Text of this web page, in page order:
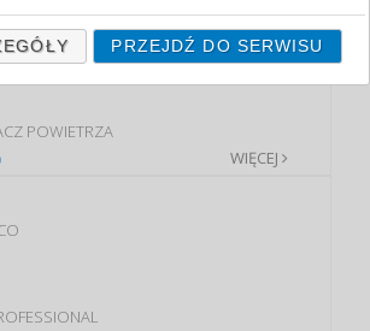
POWIETRZA
WIĘCEJ
zgody lub ograniczyć jej zakres, kliknij
znajdziesz wszelkie informacje o tym jak to
znajdziesz także na podstronie z
obowiązującą od 25 maja 2018.
zalogowanych, ważna jest Państwa
której udzieliliście podczas zakładania
zgoda jest dobrowolna i można ją w
wycofać.
(rozwiń)
(rozwiń)
Partnerów (rozwiń)
PRZEJDŹ DO SERWISU